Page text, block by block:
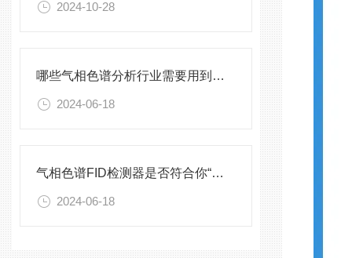
2024-10-28
哪些气相色谱分析行业需要用到顶空进样器？
2024-06-18
气相色谱FID检测器是否符合你“分析样品”的口味
2024-06-18